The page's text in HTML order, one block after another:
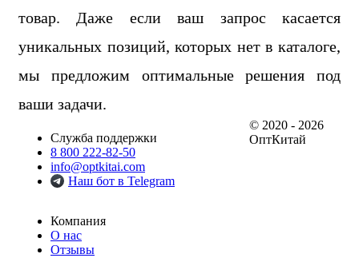
товар. Даже если ваш запрос касается
уникальных позиций, которых нет в каталоге,
мы предложим оптимальные решения под
ваши задачи.
Служба поддержки
8 800 222-82-50
info@optkitai.com
Наш бот в Telegram
Компания
О нас
Отзывы
© 2020 - 2026
ОптКитай